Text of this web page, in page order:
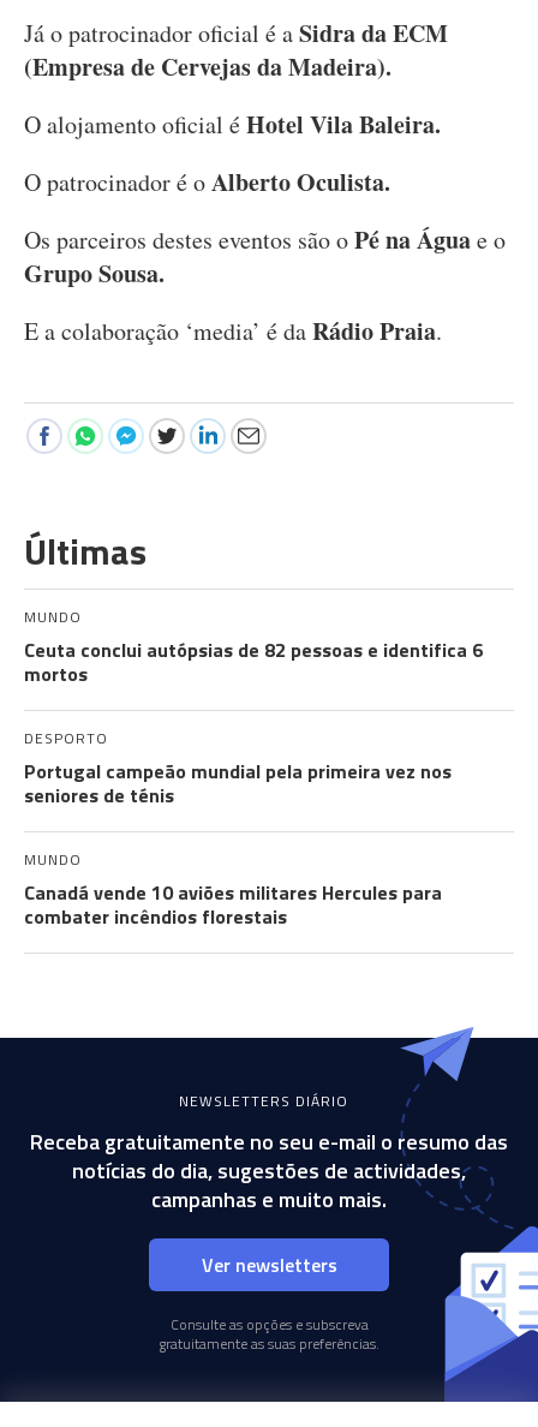
Já o patrocinador oficial é aSidra da ECM
(Empresa de Cervejas da Madeira).
O alojamento oficial éHotel Vila Baleira.
O patrocinador é oAlberto Oculista.
Os parceiros destes eventos são oPé na Águae o
Grupo Sousa.
E a colaboração ‘media’ é daRádio Praia.
Últimas
MUNDO
Ceuta conclui autópsias de 82 pessoas e identifica 6
mortos
DESPORTO
Portugal campeão mundial pela primeira vez nos
seniores de ténis
MUNDO
Canadá vende 10 aviões militares Hercules para
combater incêndios florestais
NEWSLETTERS DIÁRIO
Receba gratuitamente no seu e-mail o resumo das
notícias do dia, sugestões de actividades,
campanhas e muito mais.
Ver newsletters
Consulte as opções e subscreva
gratuitamente as suas preferências.